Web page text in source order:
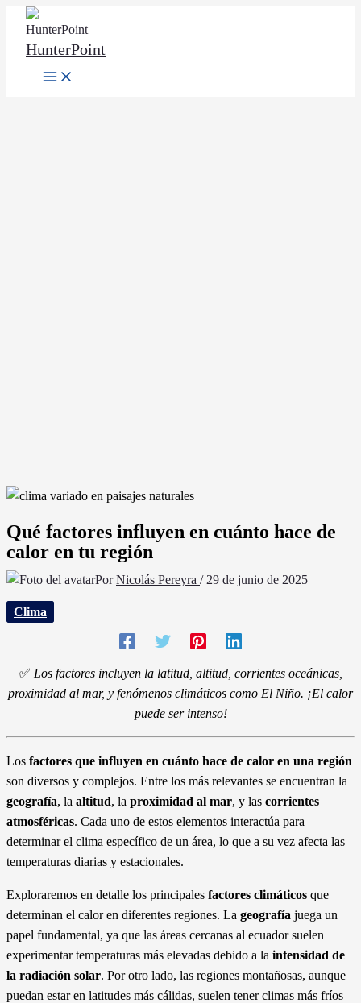
contenido
HunterPoint
Main
Menu
Qué factores influyen en cuánto hace de
calor en tu región
PorNicolás Pereyra / 29 de junio de 2025
Clima
✅ Los factores incluyen la latitud, altitud, corrientes oceánicas,
proximidad al mar, y fenómenos climáticos como El Niño. ¡El calor
puede ser intenso!
Los factores que influyen en cuánto hace de calor en una región
son diversos y complejos. Entre los más relevantes se encuentran la
geografía, la altitud, la proximidad al mar, y las corrientes
atmosféricas. Cada uno de estos elementos interactúa para
determinar el clima específico de un área, lo que a su vez afecta las
temperaturas diarias y estacionales.
Exploraremos en detalle los principales factores climáticos que
determinan el calor en diferentes regiones. La geografía juega un
papel fundamental, ya que las áreas cercanas al ecuador suelen
experimentar temperaturas más elevadas debido a la intensidad de
la radiación solar. Por otro lado, las regiones montañosas, aunque
puedan estar en latitudes más cálidas, suelen tener climas más fríos